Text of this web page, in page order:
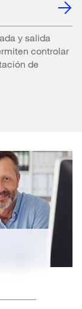
y salida
controlar
de